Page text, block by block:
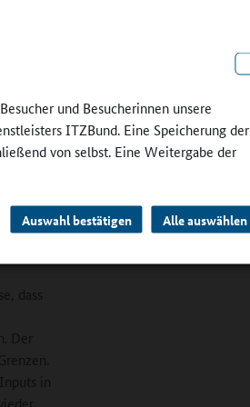
und Besucherinnen unsere
ITZBund. Eine Speicherung der
von selbst. Eine Weitergabe der
Auswahl bestätigen Alle auswählen
dass
Der
in